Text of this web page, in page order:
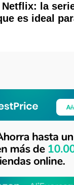
Netflix: la
es ideal